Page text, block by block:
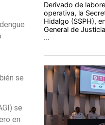
se
se
en
Derivado de
operativa, la
Hidalgo (SSPH),
General de
...